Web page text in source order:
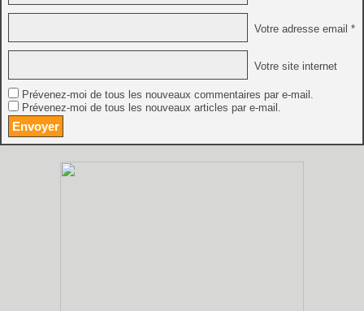
Votre adresse email *
Votre site internet
Prévenez-moi de tous les nouveaux commentaires par e-mail.
Prévenez-moi de tous les nouveaux articles par e-mail.